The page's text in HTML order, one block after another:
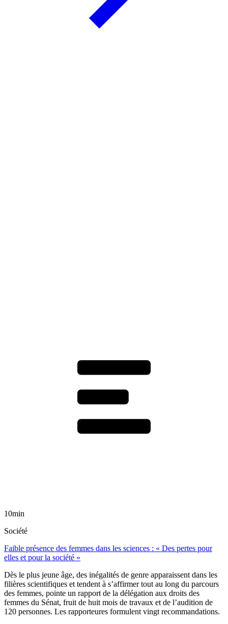
10min
Société
Faible présence des femmes dans les sciences : « Des pertes pour
elles et pour la société »
Dès le plus jeune âge, des inégalités de genre apparaissent dans les
filières scientifiques et tendent à s’affirmer tout au long du parcours
des femmes, pointe un rapport de la délégation aux droits des
femmes du Sénat, fruit de huit mois de travaux et de l’audition de
120 personnes. Les rapporteures formulent vingt recommandations.